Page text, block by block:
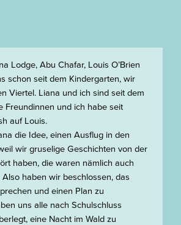
Lodge, Abu Chafar, Louis O’Brien
schon seit dem Kindergarten, wir
Viertel. Liana und ich sind seit dem
Freundinnen und ich habe seit
auf Louis.
die Idee, einen Ausflug in den
wir gruselige Geschichten von der
haben, die waren nämlich auch
haben wir beschlossen, das
und einen Plan zu
uns alle nach Schulschluss
eine Nacht im Wald zu